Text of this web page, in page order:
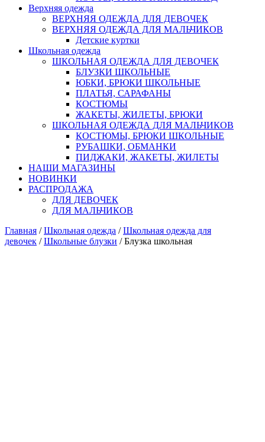
Верхняя одежда
ВЕРХНЯЯ ОДЕЖДА ДЛЯ ДЕВОЧЕК
ВЕРХНЯЯ ОДЕЖДА ДЛЯ МАЛЬЧИКОВ
Детские куртки
Школьная одежда
ШКОЛЬНАЯ ОДЕЖДА ДЛЯ ДЕВОЧЕК
БЛУЗКИ ШКОЛЬНЫЕ
ЮБКИ, БРЮКИ ШКОЛЬНЫЕ
ПЛАТЬЯ, САРАФАНЫ
КОСТЮМЫ
ЖАКЕТЫ, ЖИЛЕТЫ, БРЮКИ
ШКОЛЬНАЯ ОДЕЖДА ДЛЯ МАЛЬЧИКОВ
КОСТЮМЫ, БРЮКИ ШКОЛЬНЫЕ
РУБАШКИ, ОБМАНКИ
ПИДЖАКИ, ЖАКЕТЫ, ЖИЛЕТЫ
НАШИ МАГАЗИНЫ
НОВИНКИ
РАСПРОДАЖА
ДЛЯ ДЕВОЧЕК
ДЛЯ МАЛЬЧИКОВ
Главная /Школьная одежда /Школьная одежда для
девочек /Школьные блузки / Блузка школьная